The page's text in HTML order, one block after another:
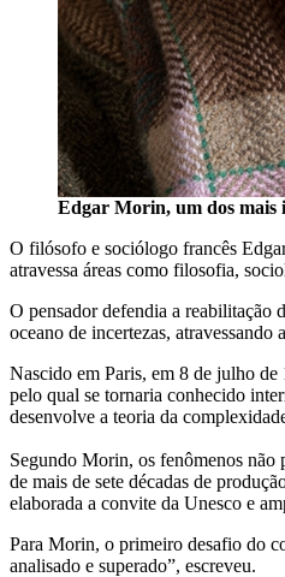
Edgar Morin, um dos mais
O filósofo e sociólogo francês
atravessa áreas como filosofia,
O pensador defendia a reabilitação
oceano de incertezas,
Nascido em Paris, em 8 de julho
pelo qual se tornaria conhecido
desenvolve a teoria da
Segundo Morin, os fenômenos não
de mais de sete décadas de
elaborada a convite da Unesco e
Para Morin, o primeiro desafio do
analisado e superado”, escreveu.